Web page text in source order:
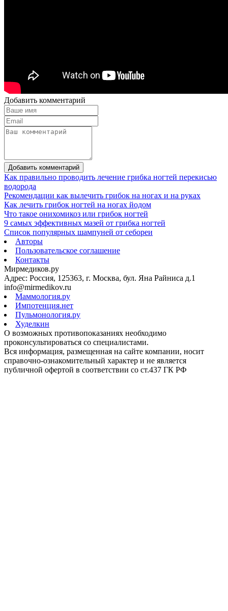
Добавить комментарий
Добавить комментарий
Как правильно проводить лечение грибка ногтей перекисью
водорода
Рекомендации как вылечить грибок на ногах и на руках
Как лечить грибок ногтей на ногах йодом
Что такое онихомикоз или грибок ногтей
9 самых эффективных мазей от грибка ногтей
Список популярных шампуней от себореи
Авторы
Пользовательское соглашение
Контакты
Мирмедиков.ру
Адрес: Россия, 125363, г. Москва, бул. Яна Райниса д.1
info@mirmedikov.ru
Маммология.ру
Импотенция.нет
Пульмонология.ру
Худелкин
О возможных противопоказаниях необходимо
проконсультироваться со специалистами.
Вся информация, размещенная на сайте компании, носит
справочно-ознакомительный характер и не является
публичной офертой в соответствии со ст.437 ГК РФ